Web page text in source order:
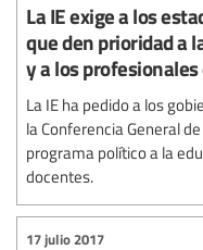
La IE exige a los
que den prioridad a
y a los
La IE ha pedido a los
la Conferencia General
programa político a la
docentes.
17 julio 2017